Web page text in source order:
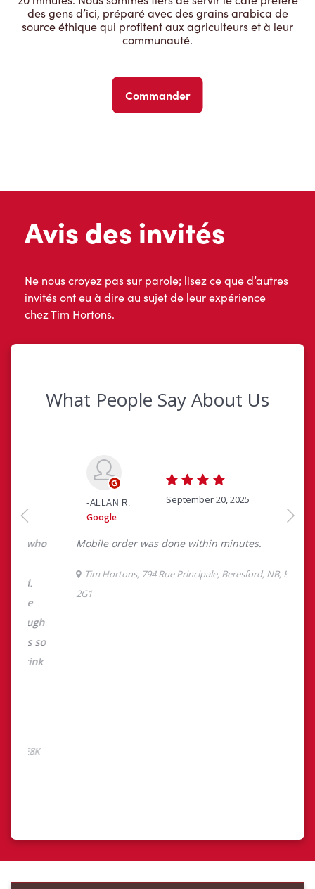
des gens d’ici, préparé avec des grains arabica de
source éthique qui profitent aux agriculteurs et à leur
communauté.
Commander
Avis des invités
Ne nous croyez pas sur parole; lisez ce que d’autres
invités ont eu à dire au sujet de leur expérience
chez Tim Hortons.
TimMD